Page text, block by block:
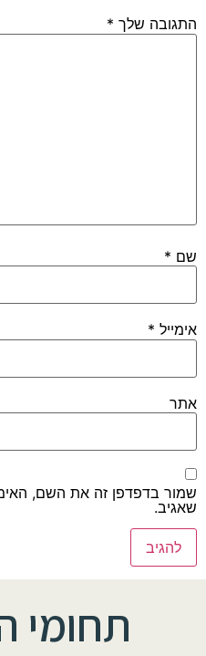
התגובה שלך *
שם *
אימייל *
אתר
שמור בדפדפן זה את השם,
שאגיב.
תחומי